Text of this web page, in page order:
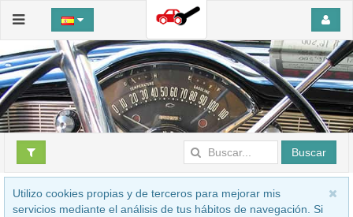
Buscar
Utilizo cookies propias y de terceros para mejorar mis
servicios mediante el análisis de tus hábitos de navegación. Si